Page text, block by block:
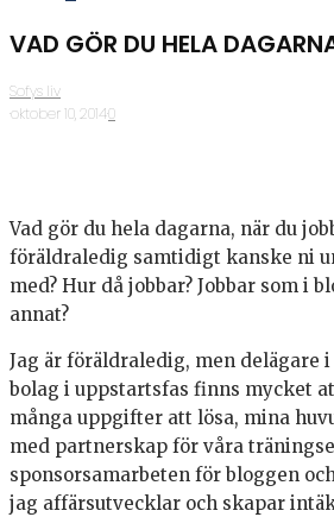
VAD GÖR DU HELA
Sofys liv
·oktober 10, 2014·0
Vad gör du hela dagarna, när du
föräldraledig samtidigt kanske ni
med? Hur då jobbar? Jobbar som i
annat?
Jag är föräldraledig, men delägare
bolag i uppstartsfas finns mycket
många uppgifter att lösa, mina
med partnerskap för våra
sponsorsamarbeten för bloggen
jag affärsutvecklar och skapar